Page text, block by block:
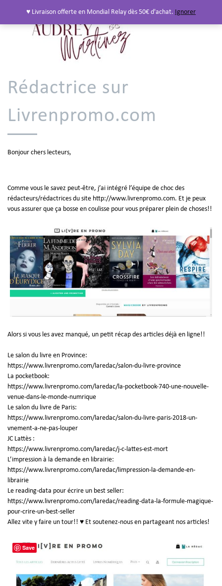
Rédactrice sur
Livrenpromo.com
Bonjour chers lecteurs,
Comme vous le savez peut-être, j’ai intégré l’équipe de choc des
rédacteurs/rédactrices du site http://www.livrenpromo.com. Et je peux
vous assurer que ça bosse en coulisse pour vous préparer plein de choses!!
Alors si vous les avez manqué, un petit récap des articles déjà en ligne!!
Le salon du livre en Province:
https://www.livrenpromo.com/laredac/salon-du-livre-province
La pocketbook:
https://www.livrenpromo.com/laredac/la-pocketbook-740-une-nouvelle-
venue-dans-le-monde-numrique
Le salon du livre de Paris:
https://www.livrenpromo.com/laredac/salon-du-livre-paris-2018-un-
vnement-a-ne-pas-louper
JC Lattès :
https://www.livrenpromo.com/laredac/j-c-lattes-est-mort
L’impression à la demande en librairie:
https://www.livrenpromo.com/laredac/limpression-la-demande-en-
librairie
Le reading-data pour écrire un best seller:
https://www.livrenpromo.com/laredac/reading-data-la-formule-magique-
pour-crire-un-best-seller
Allez vite y faire un tour!! ♥ Et soutenez-nous en partageant nos articles!
♥ Livraison offerte en Mondial Relay dès 50€ d'achat. Ignorer
Save